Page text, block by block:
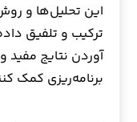
این تحلیل‌ها و
ترکیب و تلفیق
آوردن نتایج
برنامه‌ریزی کمک